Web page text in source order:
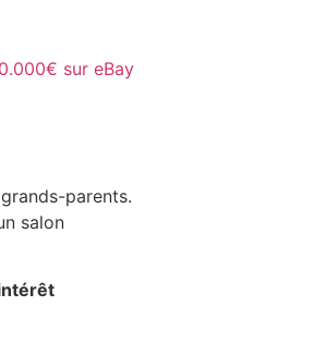
sur eBay
parents.
salon